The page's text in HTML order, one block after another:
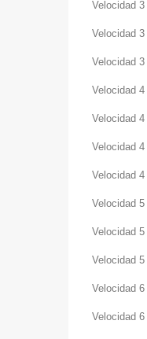
Velocidad
Velocidad
Velocidad 3
Velocidad
Velocidad
Velocidad
Velocidad 4
Velocidad
Velocidad
Velocidad 5
Velocidad
Velocidad